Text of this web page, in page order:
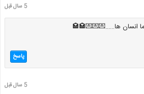
5 سال قبل
انسان ها……💌💌💌🏩🏩
پاسخ
5 سال قبل